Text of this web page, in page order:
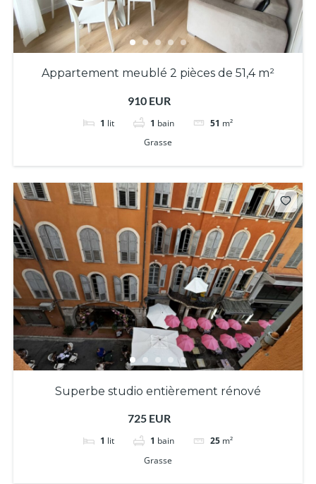
Appartement meublé 2 pièces de 51,4 m²
910 EUR
1 lit 1 bain 51 m²
Grasse
Superbe studio entièrement rénové
725 EUR
1 lit 1 bain 25 m²
Grasse